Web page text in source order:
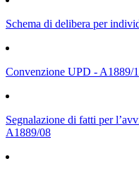
Schema di delibera per
Convenzione UPD - A1889/
Segnalazione di fatti per
A1889/08